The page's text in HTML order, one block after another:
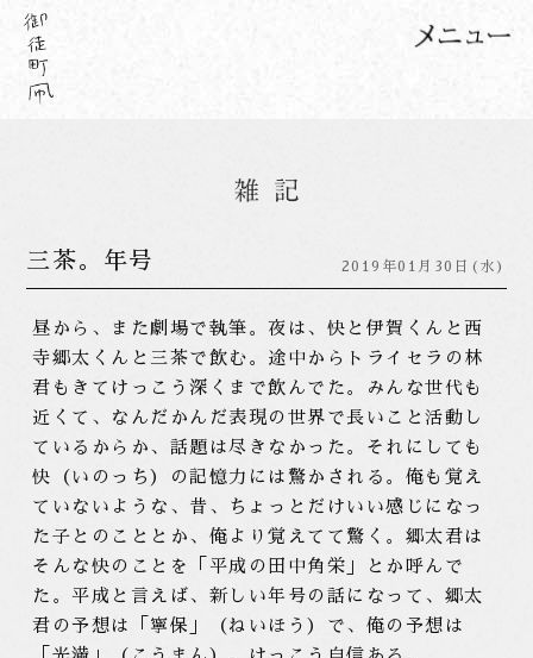
三茶。年号 2019年01月30日(水)
昼から、また劇場で執筆。夜は、快と伊賀くんと西
寺郷太くんと三茶で飲む。途中からトライセラの林
君もきてけっこう深くまで飲んでた。みんな世代も
近くて、なんだかんだ表現の世界で長いこと活動し
ているからか、話題は尽きなかった。それにしても
快（いのっち）の記憶力には驚かされる。俺も覚え
ていないような、昔、ちょっとだけいい感じになっ
た子とのこととか、俺より覚えてて驚く。郷太君は
そんな快のことを「平成の田中角栄」とか呼んで
た。平成と言えば、新しい年号の話になって、郷太
君の予想は「寧保」（ねいほう）で、俺の予想は